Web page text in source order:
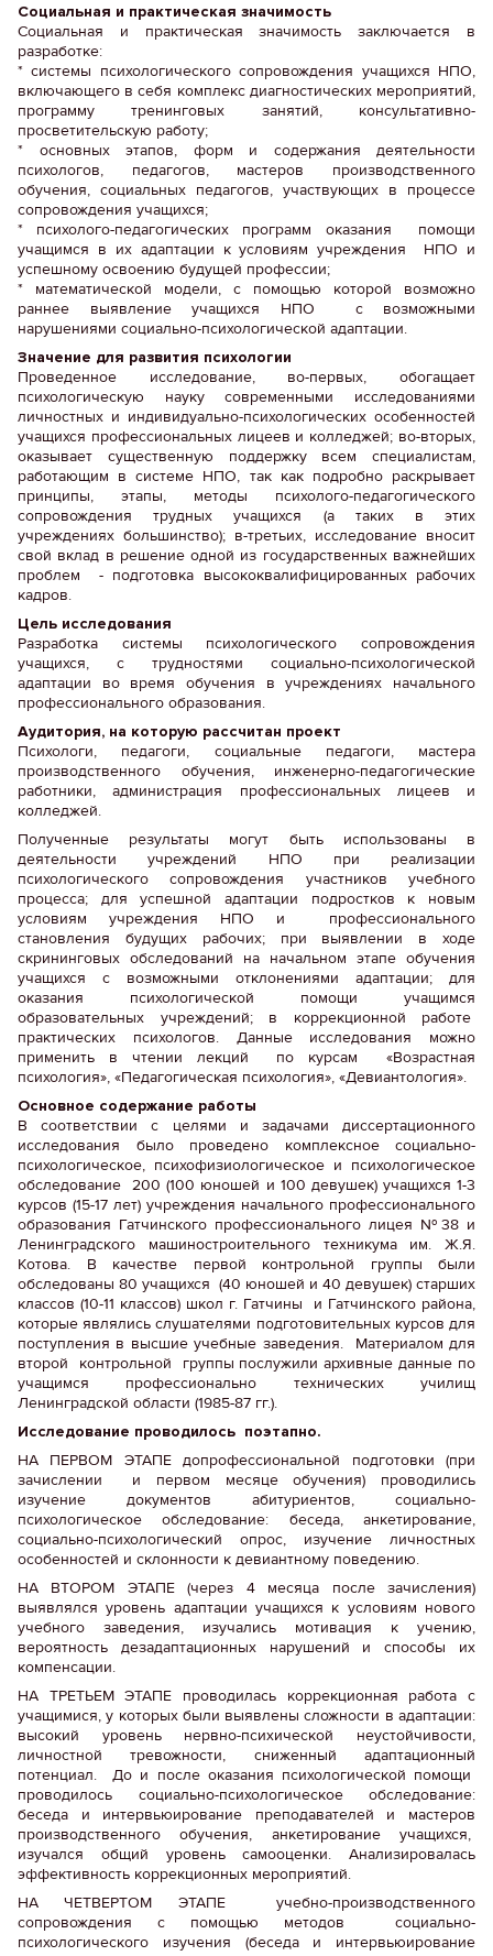
Социальная и практическая значимость
Социальная и практическая значимость заключается в
разработке:
* системы психологического сопровождения учащихся НПО,
включающего в себя комплекс диагностических мероприятий,
программу тренинговых занятий, консультативно-
просветительскую работу;
* основных этапов, форм и содержания деятельности
психологов, педагогов, мастеров производственного
обучения, социальных педагогов, участвующих в процессе
сопровождения учащихся;
* психолого-педагогических программ оказания помощи
учащимся в их адаптации к условиям учреждения НПО и
успешному освоению будущей профессии;
* математической модели, с помощью которой возможно
раннее выявление учащихся НПО с возможными
нарушениями социально-психологической адаптации.
Значение для развития психологии
Проведенное исследование, во-первых, обогащает
психологическую науку современными исследованиями
личностных и индивидуально-психологических особенностей
учащихся профессиональных лицеев и колледжей; во-вторых,
оказывает существенную поддержку всем специалистам,
работающим в системе НПО, так как подробно раскрывает
принципы, этапы, методы психолого-педагогического
сопровождения трудных учащихся (а таких в этих
учреждениях большинство); в-третьих, исследование вносит
свой вклад в решение одной из государственных важнейших
проблем - подготовка высококвалифицированных рабочих
кадров.
Цель исследования
Разработка системы психологического сопровождения
учащихся, с трудностями социально-психологической
адаптации во время обучения в учреждениях начального
профессионального образования.
Аудитория, на которую рассчитан проект
Психологи, педагоги, социальные педагоги, мастера
производственного обучения, инженерно-педагогические
работники, администрация профессиональных лицеев и
колледжей.
Полученные результаты могут быть использованы в
деятельности учреждений НПО при реализации
психологического сопровождения участников учебного
процесса; для успешной адаптации подростков к новым
условиям учреждения НПО и профессионального
становления будущих рабочих; при выявлении в ходе
скрининговых обследований на начальном этапе обучения
учащихся с возможными отклонениями адаптации; для
оказания психологической помощи учащимся
образовательных учреждений; в коррекционной работе
практических психологов. Данные исследования можно
применить в чтении лекций по курсам «Возрастная
психология», «Педагогическая психология», «Девиантология».
Основное содержание работы
В соответствии с целями и задачами диссертационного
исследования было проведено комплексное социально-
психологическое, психофизиологическое и психологическое
обследование 200 (100 юношей и 100 девушек) учащихся 1-3
курсов (15-17 лет) учреждения начального профессионального
образования Гатчинского профессионального лицея №38 и
Ленинградского машиностроительного техникума им. Ж.Я.
Котова. В качестве первой контрольной группы были
обследованы 80 учащихся (40 юношей и 40 девушек) старших
классов (10-11 классов) школ г. Гатчины и Гатчинского района,
которые являлись слушателями подготовительных курсов для
поступления в высшие учебные заведения. Материалом для
второй контрольной группы послужили архивные данные по
учащимся профессионально технических училищ
Ленинградской области (1985-87 гг.).
Исследование проводилось поэтапно.
НА ПЕРВОМ ЭТАПЕ допрофессиональной подготовки (при
зачислении и первом месяце обучения) проводились
изучение документов абитуриентов, социально-
психологическое обследование: беседа, анкетирование,
социально-психологический опрос, изучение личностных
особенностей и склонности к девиантному поведению.
НА ВТОРОМ ЭТАПЕ (через 4 месяца после зачисления)
выявлялся уровень адаптации учащихся к условиям нового
учебного заведения, изучались мотивация к учению,
вероятность дезадаптационных нарушений и способы их
компенсации.
НА ТРЕТЬЕМ ЭТАПЕ проводилась коррекционная работа с
учащимися, у которых были выявлены сложности в адаптации:
высокий уровень нервно-психической неустойчивости,
личностной тревожности, сниженный адаптационный
потенциал. До и после оказания психологической помощи
проводилось социально-психологическое обследование:
беседа и интервьюирование преподавателей и мастеров
производственного обучения, анкетирование учащихся,
изучался общий уровень самооценки. Анализировалась
эффективность коррекционных мероприятий.
НА ЧЕТВЕРТОМ ЭТАПЕ учебно-производственного
сопровождения с помощью методов социально-
психологического изучения (беседа и интервьюирование